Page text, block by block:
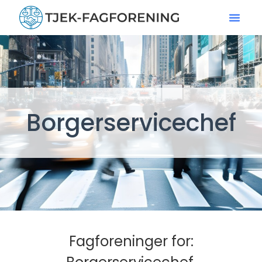
Borgerservicechef
Fagforeninger for: